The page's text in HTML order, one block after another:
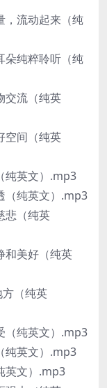
，流动起来（纯
朵纯粹聆听（纯
交流（纯英
空间（纯英
纯英文）.mp3
（纯英文）.mp3
悲（纯英
和美好（纯英
方（纯英
（纯英文）.mp3
纯英文）.mp3
英文）.mp3